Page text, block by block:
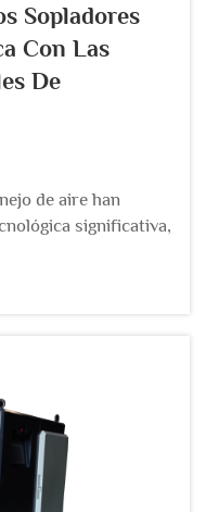
Sopladores
Con Las
De
de aire han
significativa,
han surgido
a las tecnologías
sistemas